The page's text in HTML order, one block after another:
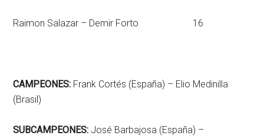
Raimon Salazar – Demir Forto 16
CAMPEONES: Frank Cortés (España) – Elio Medinilla
(Brasil)
SUBCAMPEONES: José Barbajosa (España) –